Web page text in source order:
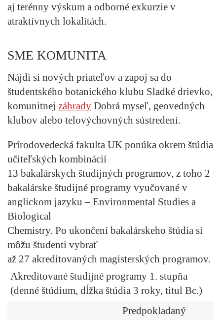
aj terénny výskum a odborné exkurzie v
atraktívnych lokalitách.
SME KOMUNITA
Nájdi si nových priateľov a zapoj sa do
študentského botanického klubu Sladké drievko,
komunitnej záhrady Dobrá myseľ, geovedných
klubov alebo telovýchovných sústredení.
Prírodovedecká fakulta UK ponúka okrem štúdia
učiteľských kombinácií
13 bakalárskych študijných programov, z toho 2
bakalárske študijné programy vyučované v
anglickom jazyku – Environmental Studies a
Biological
Chemistry. Po ukončení bakalárskeho štúdia si
môžu študenti vybrať
až 27 akreditovaných magisterských programov.
Akreditované študijné programy 1. stupňa
(denné štúdium, dĺžka štúdia 3 roky, titul Bc.)
Predpokladaný